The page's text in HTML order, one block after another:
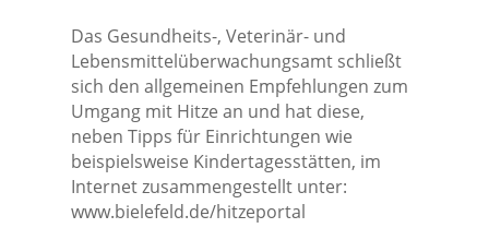
Das Gesundheits-, Veterinär- und
Lebensmittelüberwachungsamt schließt
sich den allgemeinen Empfehlungen zum
Umgang mit Hitze an und hat diese,
neben Tipps für Einrichtungen wie
beispielsweise Kindertagesstätten, im
Internet zusammengestellt unter:
www.bielefeld.de/hitzeportal